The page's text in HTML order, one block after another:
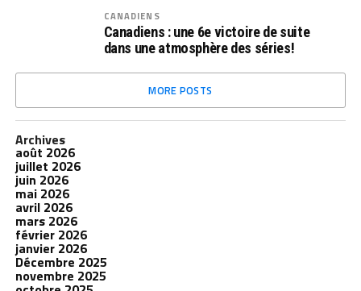
CANADIENS
Canadiens : une 6e victoire de suite
dans une atmosphère des séries!
MORE POSTS
Archives
août 2026
juillet 2026
juin 2026
mai 2026
avril 2026
mars 2026
février 2026
janvier 2026
Décembre 2025
novembre 2025